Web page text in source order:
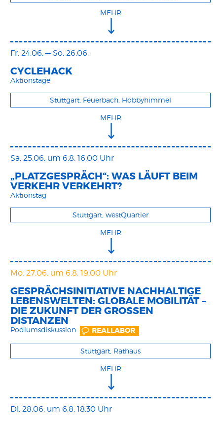
MEHR
Fr. 24.06. — So. 26.06.
CYCLEHACK
Aktionstage
Stuttgart, Feuerbach, Hobbyhimmel
MEHR
Sa. 25.06. um 6.8. 16:00 Uhr
„PLATZGESPRÄCH“: WAS LÄUFT BEIM
VERKEHR VERKEHRT?
Aktionstag
Stuttgart, westQuartier
MEHR
Mo. 27.06. um 6.8. 19:00 Uhr
GESPRÄCHSINITIATIVE NACHHALTIGE
LEBENSWELTEN: GLOBALE MOBILITÄT –
DIE ZUKUNFT DER GROSSEN D
ISTANZEN
Podiumsdiskussion REALLABOR
Stuttgart, Rathaus
MEHR
Di. 28.06. um 6.8. 18:30 Uhr